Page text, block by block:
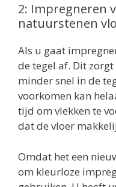
2: Impregneren
natuurstenen
Als u gaat
de tegel af. Dit
minder snel in de
voorkomen kan
tijd om vlekken te
dat de vloer
Omdat het een
om kleurloze